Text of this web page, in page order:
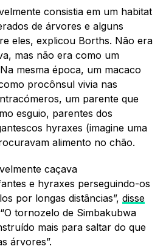
consistia em um habitat
de árvores e alguns
eles, explicou Borths. Não era
mas não era como um
mesma época, um macaco
procônsul vivia nas
um parente que
esguio, parentes dos
hyraxes (imagine uma
alimento no chão.
caçava
e hyraxes perseguindo-os
por longas distâncias”, disse
tornozelo de Simbakubwa
mais para saltar do que
árvores”.